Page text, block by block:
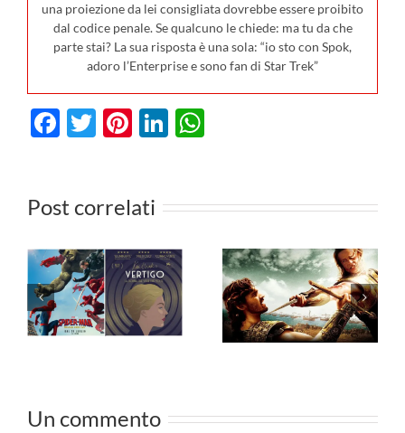
una proiezione da lei consigliata dovrebbe essere proibito
dal codice penale. Se qualcuno le chiede: ma tu da che
parte stai? La sua risposta è una sola: “io sto con Spok,
adoro l’Enterprise e sono fan di Star Trek”
Facebook
Twitter
Pinterest
LinkedIn
Post correlati
vedere in TV
dal 27 luglio
al 2 agosto
cinema il 23
luglio: da
Terapia di
Famiglia e
Deep Water,
novità in
Un commento